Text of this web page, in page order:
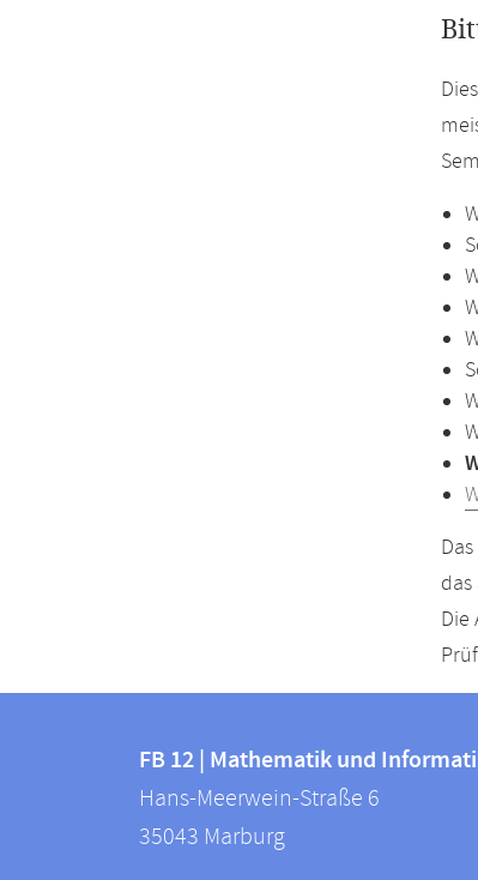
Die
Informationen
FB
12
FB 12 | Mathematik und
Hans-Meerwein-Straße 6
35043 Marburg